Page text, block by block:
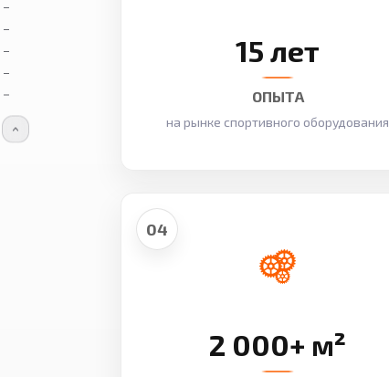
15 лет
ОПЫТА
на рынке спортивного оборудования
04
2 000+ м²